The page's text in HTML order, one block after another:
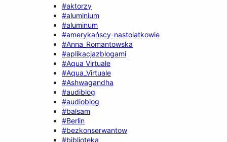
#aktorzy
#aluminium
#aluminum
#amerykańscy-nastolatkowie
#Anna_Romantowska
#aplikacjazblogami
#Aqua Virtuale
#Aqua_Virtuale
#Ashwagandha
#audiblog
#audioblog
#balsam
#Berlin
#bezkonserwantow
#biblioteka